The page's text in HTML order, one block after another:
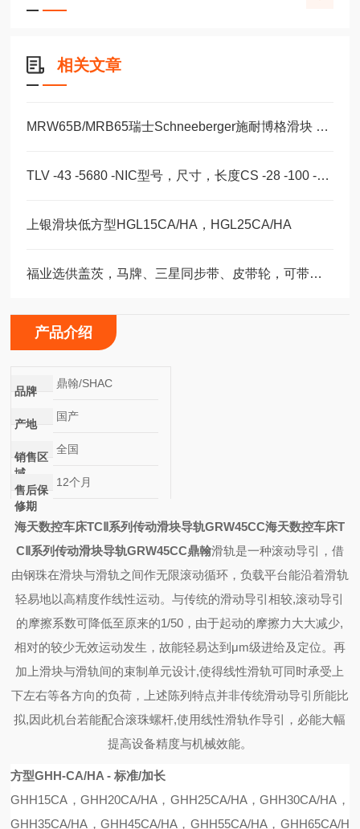
相关文章
MRW65B/MRB65瑞士Schneeberger施耐博格滑块 导轨
TLV -43 -5680 -NIC型号，尺寸，长度CS -28 -100 -2RS -B -NIC 。
上银滑块低方型HGL15CA/HA，HGL25CA/HA
福业选供盖茨，马牌、三星同步带、皮带轮，可带图纸加工定制。
产品介绍
品牌
鼎翰/SHAC
产地
国产
销售区
域
全国
售后保
修期
12个月
海天数控车床TCⅡ系列传动滑块导轨GRW45CC海天数控车床T
CⅡ系列传动滑块导轨GRW45CC鼎翰滑轨是一种滚动导引，借
由钢珠在滑块与滑轨之间作无限滚动循环，负载平台能沿着滑轨
轻易地以高精度作线性运动。与传统的滑动导引相较,滚动导引
的摩擦系数可降低至原来的1/50，由于起动的摩擦力大大减少,
相对的较少无效运动发生，故能轻易达到μm级进给及定位。再
加上滑块与滑轨间的束制单元设计,使得线性滑轨可同时承受上
下左右等各方向的负荷，上述陈列特点并非传统滑动导引所能比
拟,因此机台若能配合滚珠螺杆,使用线性滑轨作导引，必能大幅
提高设备精度与机械效能。
方型GHH-CA/HA - 标准/加长
GHH15CA ，GHH20CA/HA ， GHH25CA/HA，GHH30CA/HA ，
GHH35CA/HA ，GHH45CA/HA ， GHH55CA/HA， GHH65CA/H